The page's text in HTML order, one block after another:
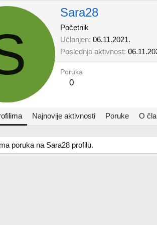
Sara28
Početnik
Učlanjen 06.11.2021.
Poslednja aktivnost
Poruka
0
Najnovije aktivnosti Poruke O
poruka na Sara28 profilu.